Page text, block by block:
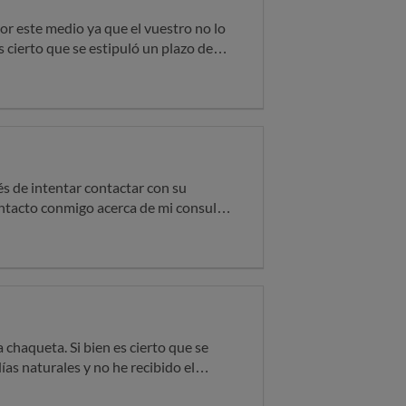
este medio ya que el vuestro no lo
el producto ni se me ha dado
Ya que el producto como bien
no estaba y siguen sin darme una
conmigo acerca de mi consulta,
en el centro de la suela, estando el
un defecto de fabricación o de
producto. El producto